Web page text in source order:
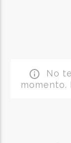
info_outline No